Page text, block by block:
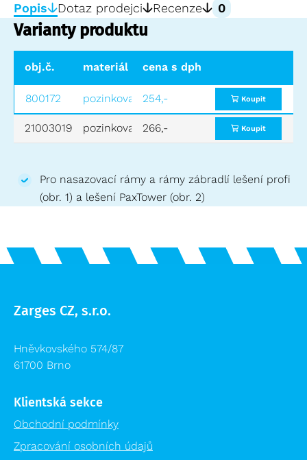
Popis Dotaz prodejci Recenze 0
Varianty produktu
obj.č. materiál průměr (mm)
cena s dph
800172 pozinkovaná ocel 1
254,- Koupit
21003019 pozinkovaná ocel 2
266,- Koupit
Pro nasazovací rámy a rámy zábradlí lešení profi
(obr. 1) a lešení PaxTower (obr. 2)
Zarges CZ, s.r.o.
Hněvkovského 574/87
61700 Brno
Klientská sekce
Obchodní podmínky
Zpracování osobních údajů